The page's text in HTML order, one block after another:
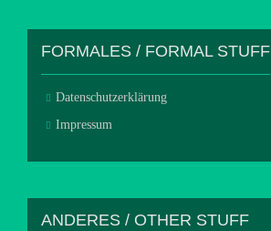
FORMALES / FORMAL STUFF
Datenschutzerklärung
Impressum
ANDERES / OTHER STUFF